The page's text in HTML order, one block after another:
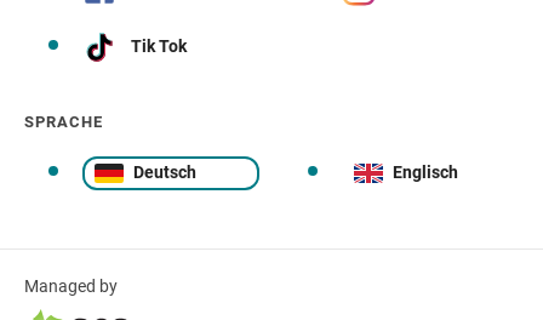
Tik Tok
SPRACHE
Deutsch Englisch
Managed by